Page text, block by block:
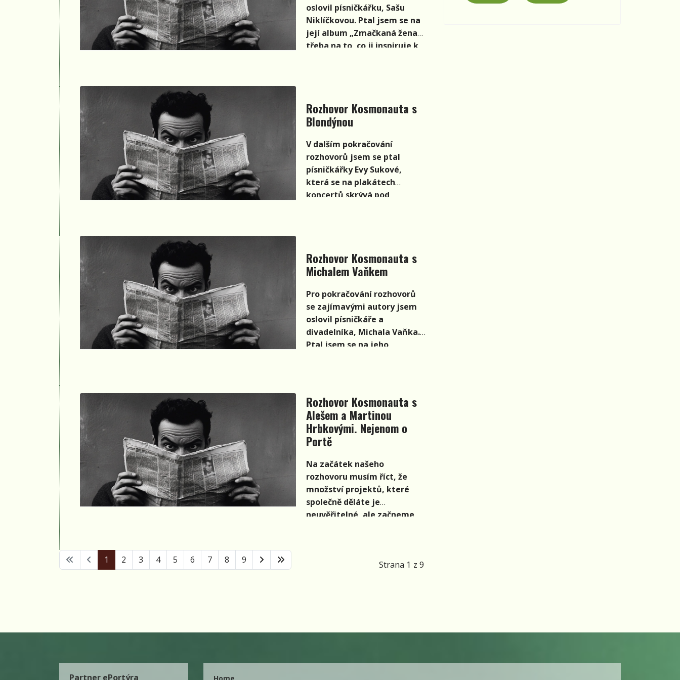
do
základní formy.
jejího zrodu. Došlo také na
aktuálnější dění kolem
připravované desky i k
vyjádření postoje ke kauze
oslovil písničkářku, Sašu
Niklíčkovou. Ptal jsem se na
její album „Zmačkaná žena“ i
třeba na to, co ji inspiruje k
Rozhovor Kosmonauta s
Blondýnou
V dalším pokračování
rozhovorů jsem se ptal
písničkářky Evy Sukové,
která se na plakátech
koncertů skrývá pod
Rozhovor Kosmonauta s
Michalem Vaňkem
Pro pokračování rozhovorů
se zajímavými autory jsem
oslovil písničkáře a
divadelníka, Michala Vaňka.
Ptal jsem se na jeho
Rozhovor Kosmonauta s
Alešem a Martinou
Hrbkovými. Nejenom o
Portě
Na začátek našeho
rozhovoru musím říct, že
množství projektů, které
společně děláte je
neuvěřitelné, ale začneme
letošní hodnotíte?Strana 1 z 9
1 2 3 4 5 6 7 8 9
Partner ePortýra